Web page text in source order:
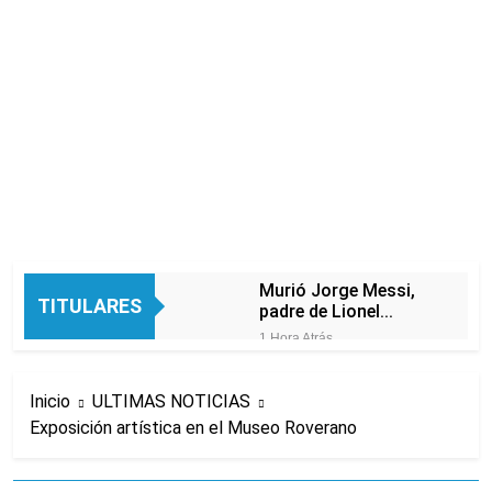
TITULARES
Murió Jorge Messi,
padre de Lionel
Messi, a los 68 años
1 Hora Atrás
formalmente por
abuso sexual
3 Horas Atrás
La CGT y las dos
plan de lucha con
3 Horas Atrás
Inicio
ULTIMAS NOTICIAS
Exposición artística en el Museo Roverano